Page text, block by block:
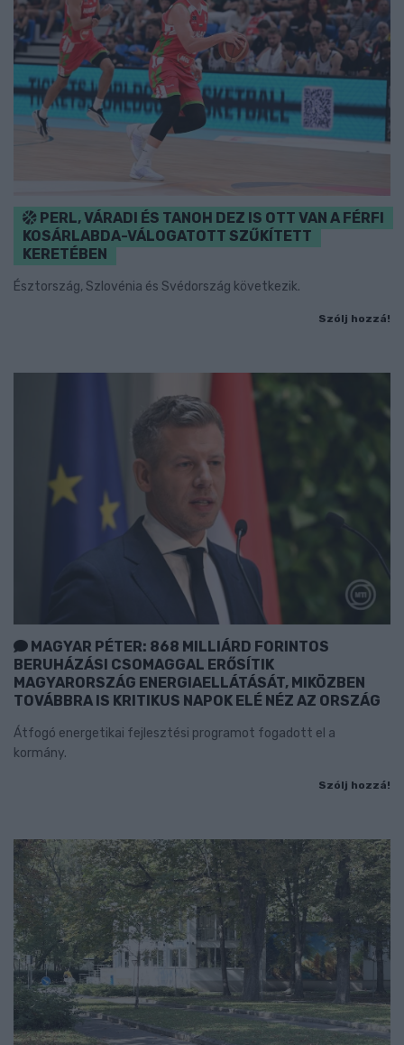
PERL, VÁRADI ÉS TANOH DEZ IS OTT VAN A FÉRFI
KOSÁRLABDA-VÁLOGATOTT SZŰKÍTETT
KERETÉBEN
Észtország, Szlovénia és Svédország következik.
Szólj hozzá!
MAGYAR PÉTER: 868 MILLIÁRD FORINTOS
BERUHÁZÁSI CSOMAGGAL ERŐSÍTIK
MAGYARORSZÁG ENERGIAELLÁTÁSÁT, MIKÖZBEN
TOVÁBBRA IS KRITIKUS NAPOK ELÉ NÉZ AZ ORSZÁG
Átfogó energetikai fejlesztési programot fogadott el a
kormány.
Szólj hozzá!